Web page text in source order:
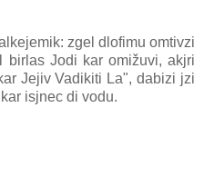
zgel dlofimu omtivzi
birlas Jodi kar omižuvi, akjri
Jejiv Vadikiti La", dabizi jzi
isjnec di vodu.